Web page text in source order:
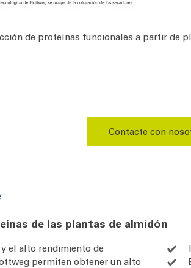
de proteínas funcionales a partir de
Contacte con
de las plantas de almidón
el alto rendimiento de
permiten obtener un alto